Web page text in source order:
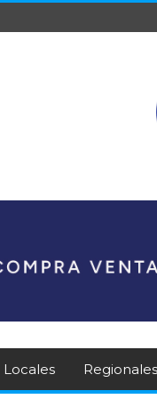
Locales Regionales